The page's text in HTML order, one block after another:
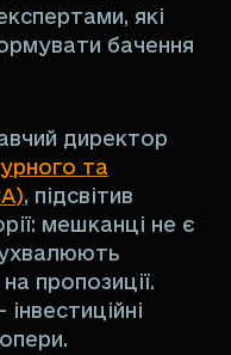
які
бачення
директор
та
, підсвітив
мешканці не є
пропозиції.